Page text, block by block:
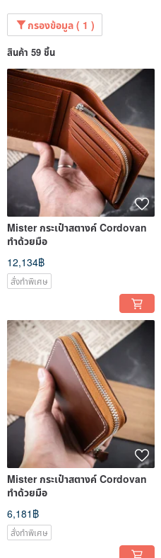
กรองข้อมูล ( 1 )
สินค้า 59 ชิ้น
Mister กระเป๋าสตางค์ Cordovan
ทำด้วยมือ
12,134฿
สั่งทำพิเศษ
Mister กระเป๋าสตางค์ Cordovan
ทำด้วยมือ
6,181฿
สั่งทำพิเศษ